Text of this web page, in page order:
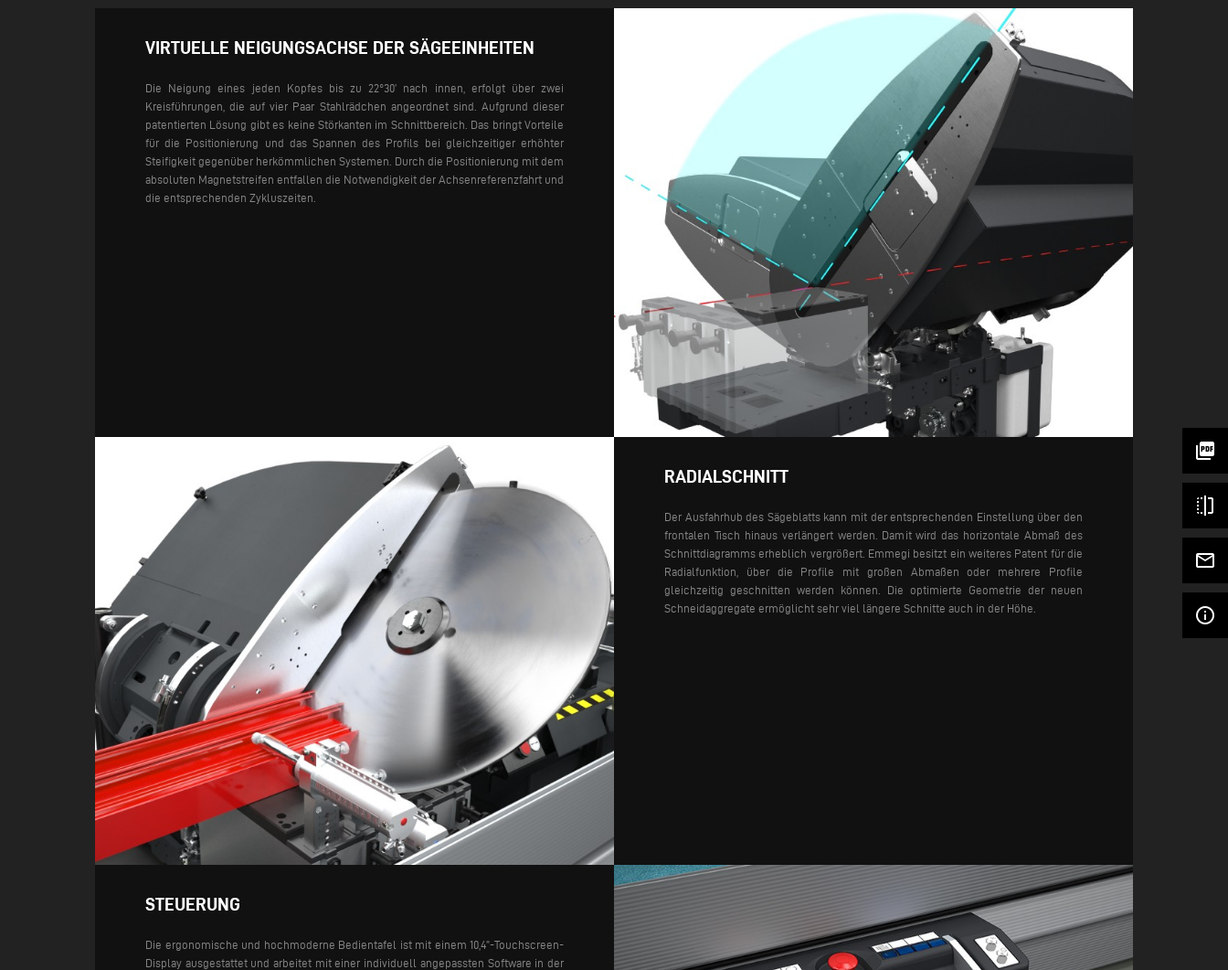
picture_as_pdf
flip
mail_outline
info_outline
VIRTUELLE NEIGUNGSACHSE DER SÄGEEINHEITEN
Die Neigung eines jeden Kopfes bis zu 22°30’ nach innen, erfolgt über zwei
Kreisführungen, die auf vier Paar Stahlrädchen angeordnet sind. Aufgrund dieser
patentierten Lösung gibt es keine Störkanten im Schnittbereich. Das bringt Vorteile
für die Positionierung und das Spannen des Profils bei gleichzeitiger erhöhter
Steifigkeit gegenüber herkömmlichen Systemen. Durch die Positionierung mit dem
absoluten Magnetstreifen entfallen die Notwendigkeit der Achsenreferenzfahrt und
die entsprechenden Zykluszeiten.
RADIALSCHNITT
Der Ausfahrhub des Sägeblatts kann mit der entsprechenden Einstellung über den
frontalen Tisch hinaus verlängert werden. Damit wird das horizontale Abmaß des
Schnittdiagramms erheblich vergrößert. Emmegi besitzt ein weiteres Patent für die
Radialfunktion, über die Profile mit großen Abmaßen oder mehrere Profile
gleichzeitig geschnitten werden können. Die optimierte Geometrie der neuen
Schneidaggregate ermöglicht sehr viel längere Schnitte auch in der Höhe.
STEUERUNG
Die ergonomische und hochmoderne Bedientafel ist mit einem 10,4”-Touchscreen-
Display ausgestattet und arbeitet mit einer individuell angepassten Software in der